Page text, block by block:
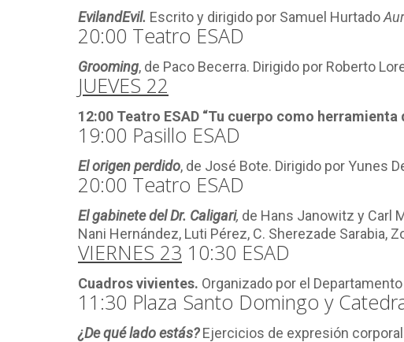
EvilandEvil. Escrito y dirigido por Samuel Hurtado
20:00 Teatro ESAD
Grooming, de Paco Becerra. Dirigido por Roberto
JUEVES 22
12:00 Teatro ESAD “Tu cuerpo como herramienta
19:00 Pasillo ESAD
El origen perdido, de José Bote. Dirigido por Yunes
20:00 Teatro ESAD
El gabinete del Dr. Caligari, de Hans Janowitz y Carl
Nani Hernández, Luti Pérez, C. Sherezade Sarabia,
VIERNES 23 10:30 ESAD
Cuadros vivientes. Organizado por el
11:30 Plaza Santo Domingo y
¿De qué lado estás?Ejercicios de expresión